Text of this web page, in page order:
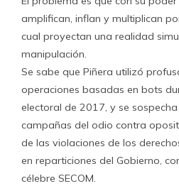
amplifican, inflan y multiplican
cual proyectan una realidad
manipulación.
Se sabe que Piñera utilizó
operaciones basadas en bots
electoral de 2017, y se
campañas del odio contra
de las violaciones de los
en reparticiones del Gobierno,
célebre SECOM.